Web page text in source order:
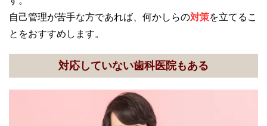
自己管理が苦手な方であれば、何かしらの対策を立てるこ
とをおすすめします。
対応していない歯科医院もある